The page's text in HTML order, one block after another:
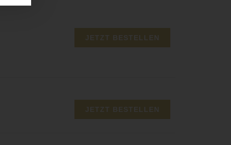
JETZT BESTELLEN
JETZT BESTELLEN